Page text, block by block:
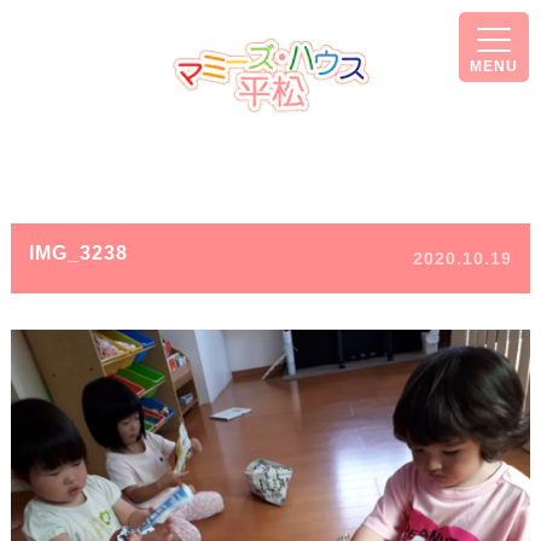
MENU
2020.10.19
IMG_3238